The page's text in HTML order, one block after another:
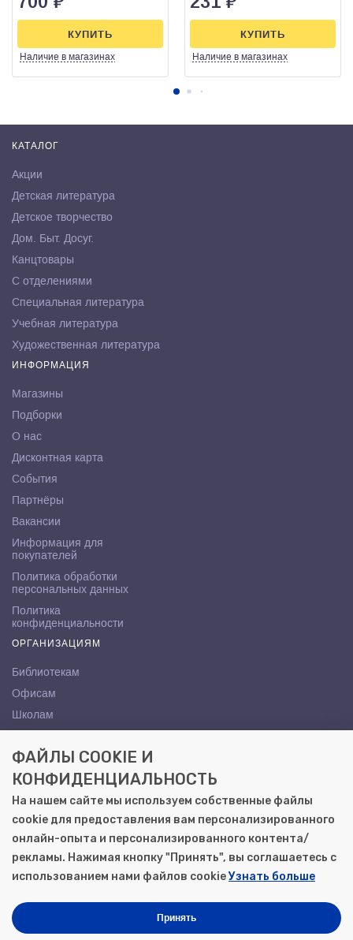
Наличие в магазинах
КУПИТЬ
Наличие в магазинах
КУПИТЬ
КАТАЛОГ
Акции
Детская литература
Детское творчество
Дом. Быт. Досуг.
Канцтовары
С отделениями
Специальная литература
Учебная литература
Художественная литература
ИНФОРМАЦИЯ
Магазины
Подборки
О нас
Дисконтная карта
События
Партнёры
Вакансии
Информация для
покупателей
Политика обработки
персональных данных
Политика
конфиденциальности
ОРГАНИЗАЦИЯМ
Библиотекам
Офисам
Школам
КОНТАКТЫ
Саратов, ул. Осипова, 10А
+7 (8452) 72-65-65
gemera@moya-kniga.ru
Моя книга | Сеть книжных магазинов в Саратове
ФАЙЛЫ COOKIE И
КОНФИДЕНЦИАЛЬНОСТЬ
На нашем сайте мы используем собственные файлы
cookie для предоставления вам персонализированного
онлайн-опыта и персонализированного контента/
рекламы. Нажимая кнопку "Принять", вы соглашаетесь с
использованием нами файлов cookieУзнать больше
Принять